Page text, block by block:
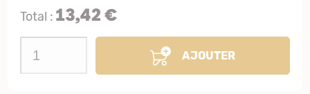
Total : 13,42 €
AJOUTER